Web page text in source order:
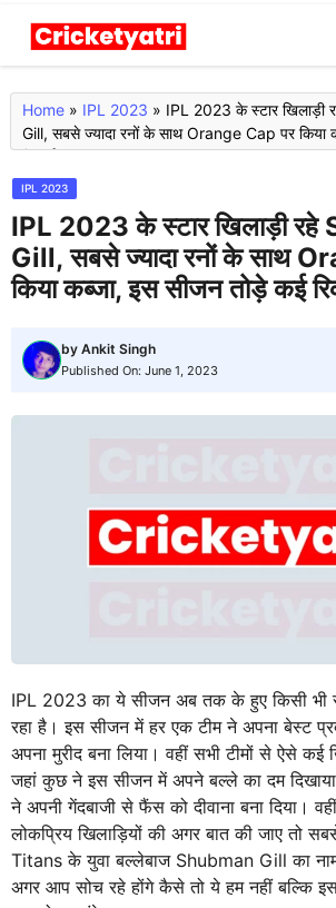
Skip
content
Home » IPL 2023 » IPL 2023 के स्टार खिलाड़ी
Gill, सबसे ज्यादा रनों के साथ Orange Cap पर किया
रिकॉर्ड
IPL 2023
IPL 2023 के स्टार खिलाड़ी
Gill, सबसे ज्यादा रनों के साथ
किया कब्जा, इस सीजन तोड़े कई
by Ankit Singh
Published On: June 1, 2023
IPL 2023 का ये सीजन अब तक के हुए किसी भी
रहा है। इस सीजन में हर एक टीम ने अपना बेस्ट
अपना मुरीद बना लिया। वहीं सभी टीमों से ऐसे कई
जहां कुछ ने इस सीजन में अपने बल्ले का दम दिखाया,
ने अपनी गेंदबाजी से फैंस को दीवाना बना दिया।
लोकप्रिय खिलाड़ियों की अगर बात की जाए तो
Titans के युवा बल्लेबाज Shubman Gill का
अगर आप सोच रहे होंगे कैसे तो ये हम नहीं बल्कि